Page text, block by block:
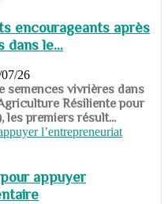
encourageants après
dans le...
26
semences vivrières dans
Résiliente pour
les premiers résult...
appuyer